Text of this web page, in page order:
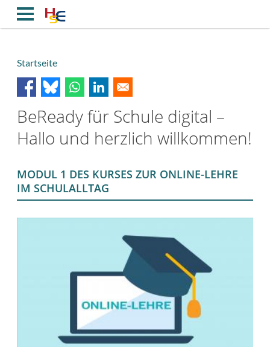
Inhalt
Breadcrumb
Startseite
BeReady für Schule digital –
Hallo und herzlich willkommen!
MODUL 1 DES KURSES ZUR ONLINE-LEHRE
IM SCHULALLTAG